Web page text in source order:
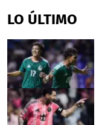
LO ÚLTIMO